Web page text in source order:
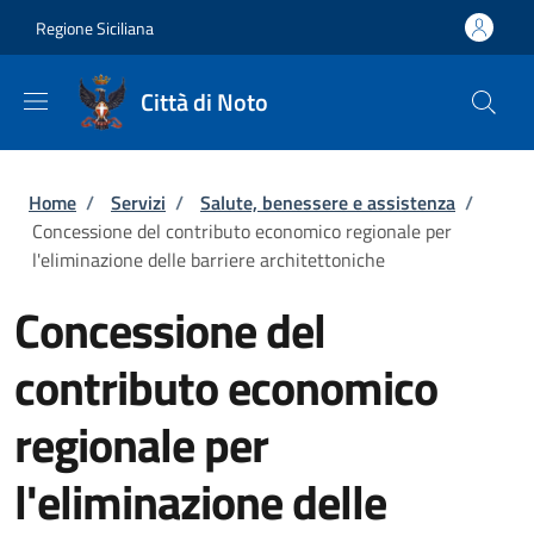
Regione Siciliana
Città di Noto
Briciole di pane
Home / Servizi / Salute, benessere e assistenza /
Concessione del contributo economico regionale per
l'eliminazione delle barriere architettoniche
Concessione del
contributo economico
regionale per
l'eliminazione delle